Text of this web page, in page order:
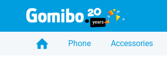
Phone Accessories